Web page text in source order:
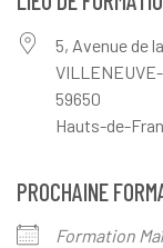
5, Avenue de
VILLENEUVE-
59650
Hauts-de-
PROCHAINE
Formation